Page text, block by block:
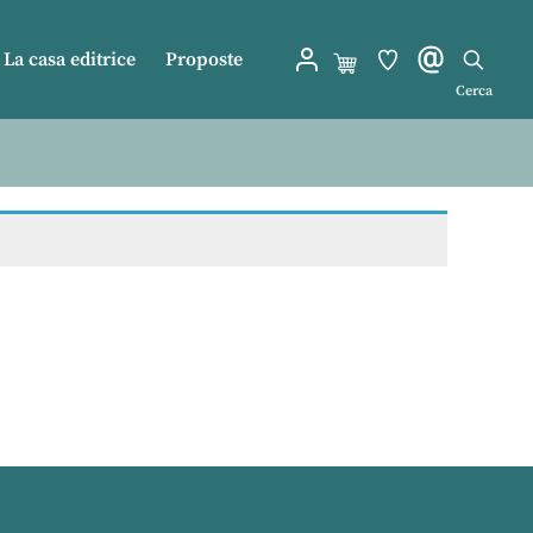
La casa editrice Proposte
Cerca